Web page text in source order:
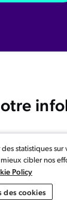
statistiques
cibler nos
Policy
des cookies